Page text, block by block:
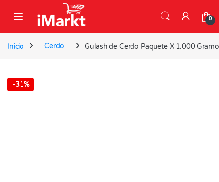
0
Inicio Cerdo Gulash de Cerdo Paquete X 1.000
-31%